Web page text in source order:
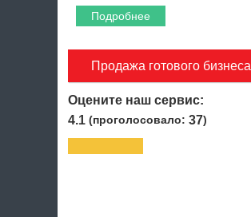
Подробнее
Продажа готового бизнеса
Оцените наш сервис:
4.1 (проголосовало: 37)